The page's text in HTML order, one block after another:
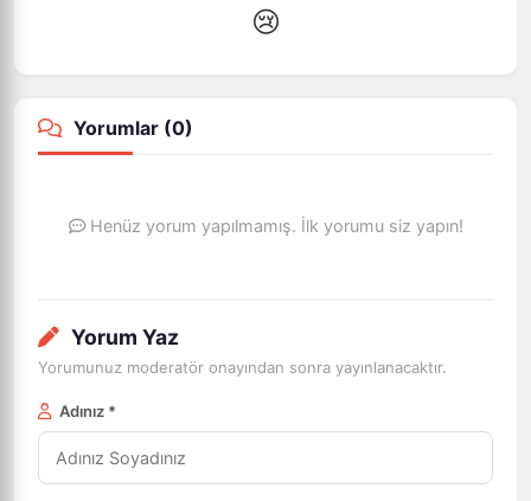
😢
Yorumlar (0)
Henüz yorum yapılmamış. İlk yorumu siz yapın!
Yorum Yaz
Yorumunuz moderatör onayından sonra yayınlanacaktır.
Adınız *